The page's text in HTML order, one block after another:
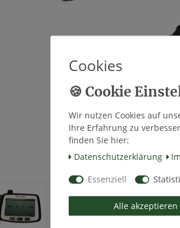
Cookies
Wir nutzen Cookies auf
Ihre Erfahrung zu
finden Sie hier:
Daten­schutz­erklärung
Essenziell
Alle akzeptieren